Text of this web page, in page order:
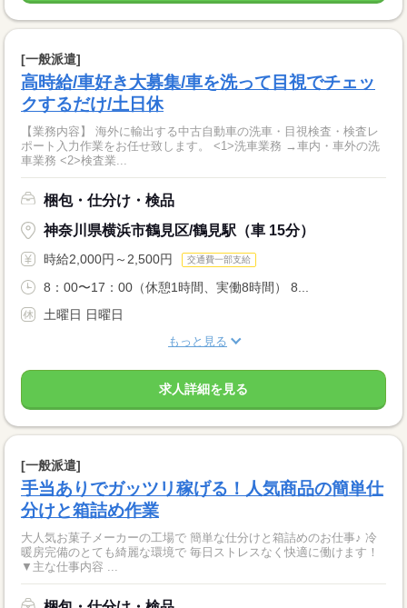
[一般派遣]
高時給/車好き大募集/車を洗って目視でチェッ
クするだけ/土日休
【業務内容】 海外に輸出する中古自動車の洗車・目視検査・検査レ
ポート入力作業をお任せ致します。 <1>洗車業務 →車内・車外の洗
車業務 <2>検査業...
梱包・仕分け・検品
神奈川県横浜市鶴見区/鶴見駅（車 15分）
時給2,000円～2,500円 交通費一部支給
8：00〜17：00（休憩1時間、実働8時間） 8...
土曜日 日曜日
もっと見る
求人詳細を見る
[一般派遣]
手当ありでガッツリ稼げる！人気商品の簡単仕
分けと箱詰め作業
大人気お菓子メーカーの工場で 簡単な仕分けと箱詰めのお仕事♪ 冷
暖房完備のとても綺麗な環境で 毎日ストレスなく快適に働けます！
▼主な仕事内容 ...